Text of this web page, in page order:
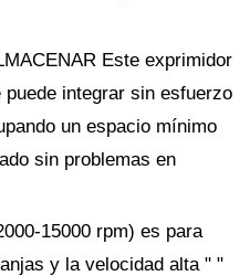
Este exprimidor
integrar sin esfuerzo
un espacio mínimo
sin problemas en
15000 rpm) es para
y la velocidad alta " "